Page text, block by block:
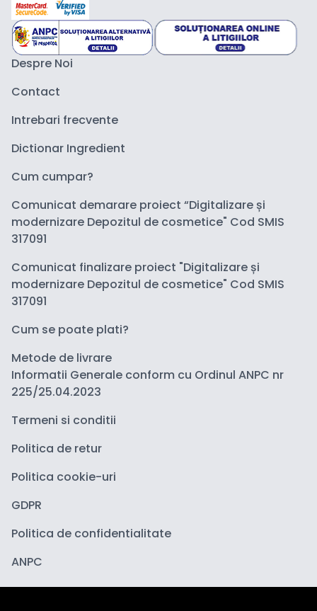
Despre Noi
Contact
Intrebari frecvente
Dictionar Ingredient
Cum cumpar?
Comunicat demarare proiect “Digitalizare și
modernizare Depozitul de cosmetice" Cod SMIS
317091
Comunicat finalizare proiect "Digitalizare și
modernizare Depozitul de cosmetice" Cod SMIS
317091
Cum se poate plati?
Metode de livrare
Informatii Generale conform cu Ordinul ANPC nr
225/25.04.2023
Termeni si conditii
Politica de retur
Politica cookie-uri
GDPR
Politica de confidentialitate
ANPC